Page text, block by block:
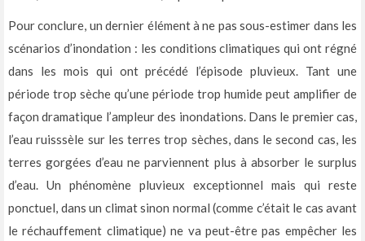
Pour conclure, un dernier élément à ne pas sous-estimer dans les
scénarios d’inondation : les conditions climatiques qui ont régné
dans les mois qui ont précédé l’épisode pluvieux. Tant une
période trop sèche qu’une période trop humide peut amplifier de
façon dramatique l’ampleur des inondations. Dans le premier cas,
l’eau ruisssèle sur les terres trop sèches, dans le second cas, les
terres gorgées d’eau ne parviennent plus à absorber le surplus
d’eau. Un phénomène pluvieux exceptionnel mais qui reste
ponctuel, dans un climat sinon normal (comme c’était le cas avant
le réchauffement climatique) ne va peut-être pas empêcher les